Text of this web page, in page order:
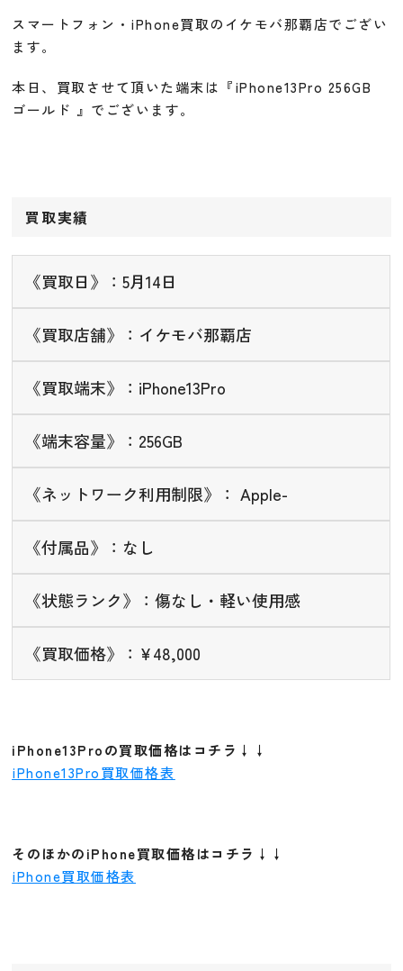
スマートフォン・iPhone買取のイケモバ那覇店でござい
ます。
本日、買取させて頂いた端末は『iPhone13Pro 256GB
ゴールド 』でございます。
買取実績
《買取日》：5月14日
《買取店舗》：イケモバ那覇店
《買取端末》：iPhone13Pro
《端末容量》：256GB
《ネットワーク利用制限》： Apple-
《付属品》：なし
《状態ランク》：傷なし・軽い使用感
《買取価格》：¥48,000
iPhone13Proの買取価格はコチラ↓↓
iPhone13Pro買取価格表
そのほかのiPhone買取価格はコチラ↓↓
iPhone買取価格表